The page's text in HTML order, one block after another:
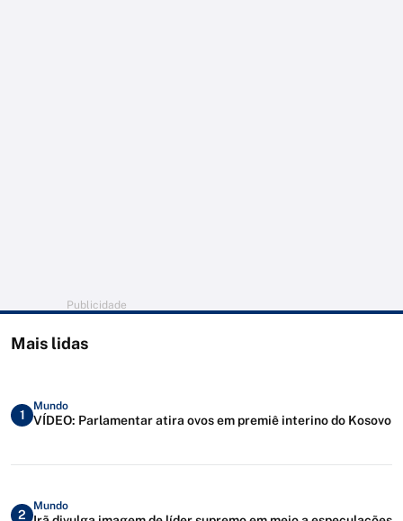
Publicidade
Mais lidas
1
Mundo
VÍDEO: Parlamentar atira ovos em premiê interino do Kosovo
2
Mundo